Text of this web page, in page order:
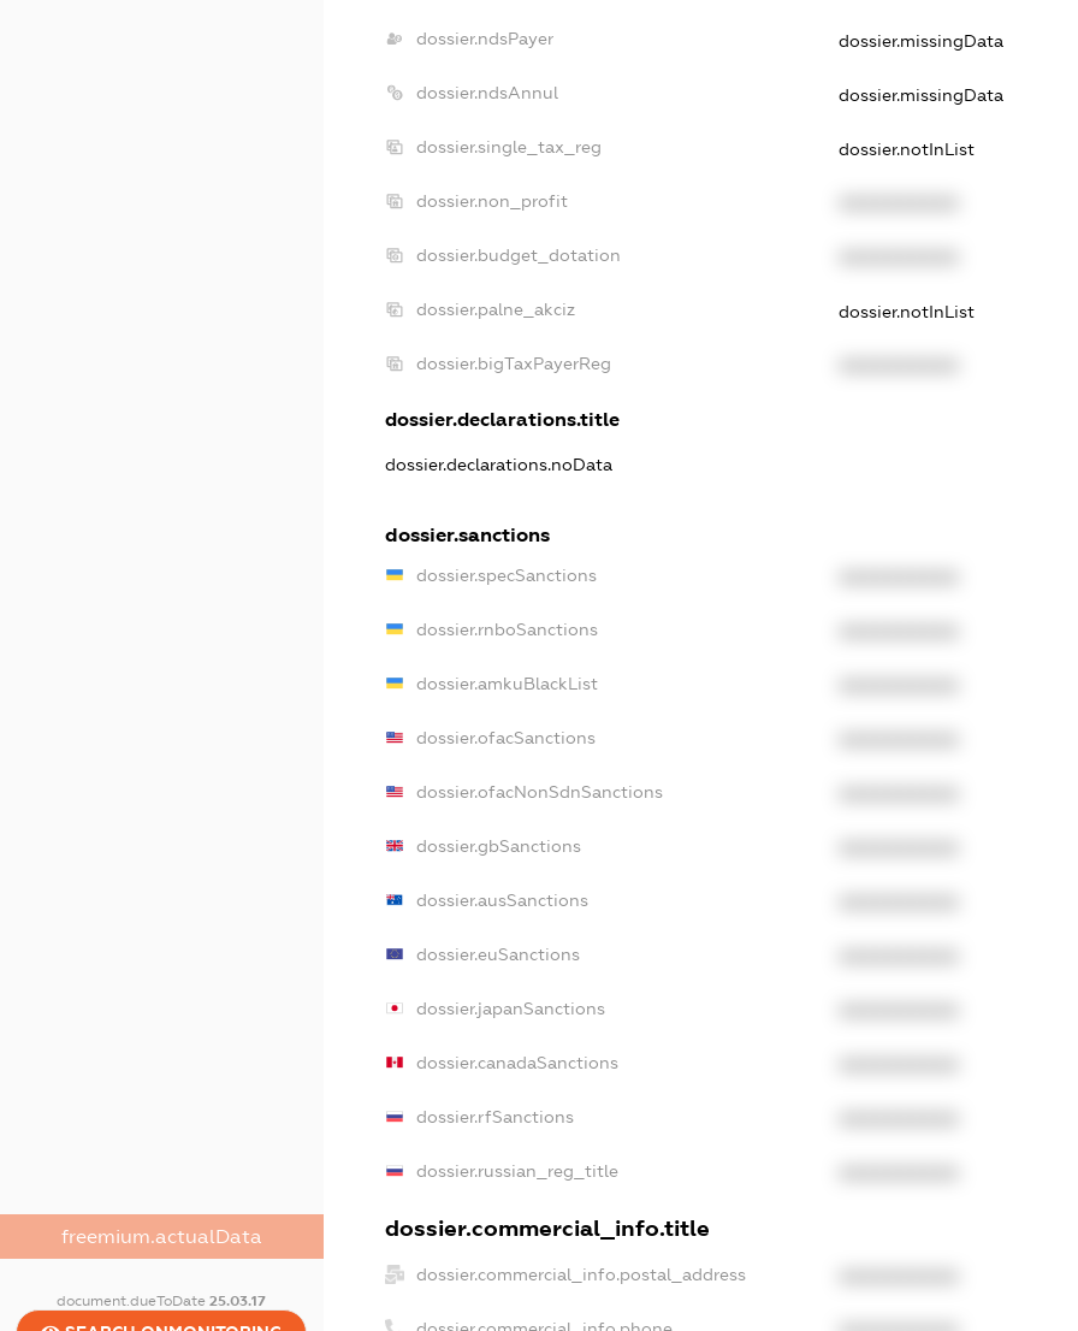
freemium.actualData
document.dueToDate25.03.17
dossier.ndsPayer dossier.missingData
dossier.ndsAnnul dossier.missingData
dossier.single_tax_reg dossier.notInList
dossier.non_profit
dossier.budget_dotation
dossier.palne_akciz dossier.notInList
dossier.bigTaxPayerReg
dossier.declarations.title
dossier.declarations.noData
dossier.sanctions
dossier.specSanctions
dossier.rnboSanctions
dossier.amkuBlackList
dossier.ofacSanctions
dossier.ofacNonSdnSanctions
dossier.gbSanctions
dossier.ausSanctions
dossier.euSanctions
dossier.japanSanctions
dossier.canadaSanctions
dossier.rfSanctions
dossier.russian_reg_title
dossier.commercial_info.title
dossier.commercial_info.postal_address